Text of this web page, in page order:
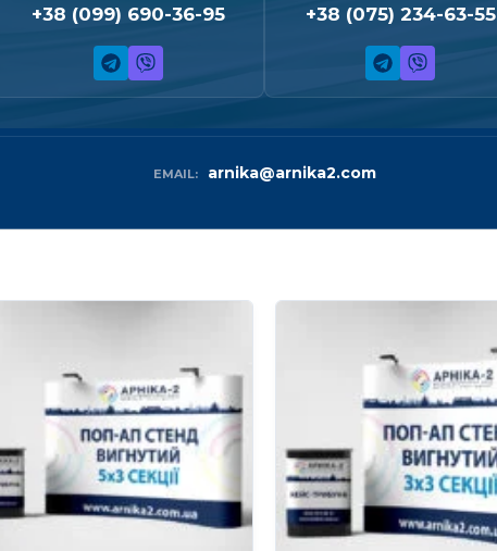
+38 (099) 690-36-95 +38 (075) 234-63-55
EMAIL: arnika@arnika2.com